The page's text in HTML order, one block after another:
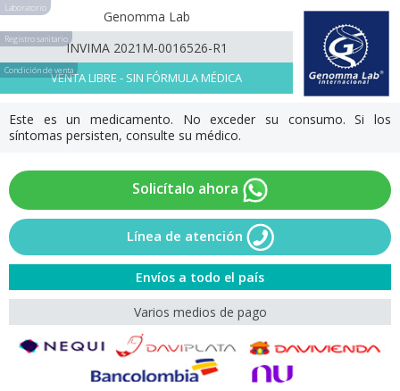
Laboratorio
Genomma Lab
Registro sanitario
INVIMA 2021M-0016526-R1
Condición de ventaVENTA LIBRE - SIN FÓRMULA MÉDICA
Este es un medicamento. No exceder su consumo. Si los
síntomas persisten, consulte su médico.
Solicítalo ahora
Línea de atención
Envíos a todo el país
Varios medios de pago